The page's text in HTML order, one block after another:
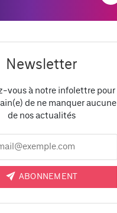
Newsletter
vous à notre infolettre pour
de ne manquer aucune
de nos actualités
ABONNEMENT